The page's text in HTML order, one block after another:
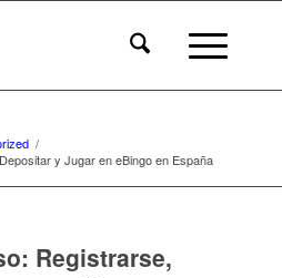
/
y Jugar en eBingo en España
Registrarse,